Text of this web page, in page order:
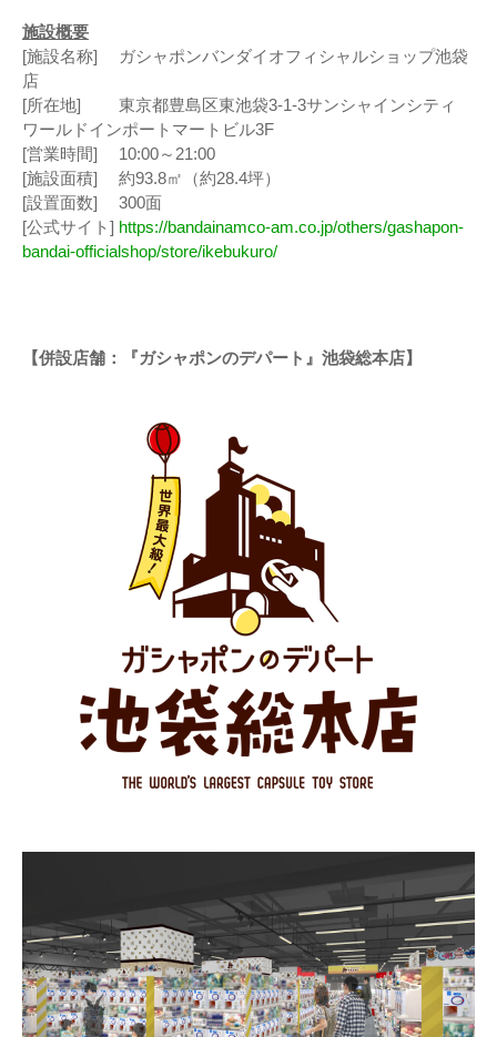
施設概要
[施設名称] ガシャポンバンダイオフィシャルショップ池袋
店
[所在地] 東京都豊島区東池袋3-1-3サンシャインシティ
ワールドインポートマートビル3F
[営業時間] 10:00～21:00
[施設面積] 約93.8㎡（約28.4坪）
[設置面数] 300面
[公式サイト] https://bandainamco-am.co.jp/others/gashapon-
bandai-officialshop/store/ikebukuro/
【併設店舗：『ガシャポンのデパート』池袋総本店】